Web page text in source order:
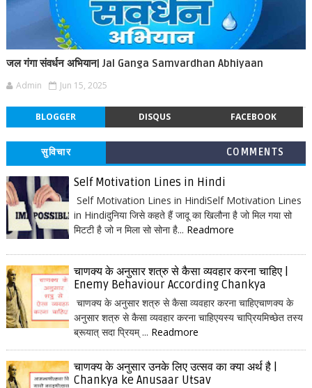
जल गंगा संवर्धन अभियान| Jal Ganga Samvardhan Abhiyaan
Admin Jun 15, 2025
BLOGGER DISQUS FACEBOOK
सुविचार COMMENTS
Self Motivation Lines in Hindi
Self Motivation Lines in HindiSelf Motivation Lines
in Hindiदुनिया जिसे कहते हैं जादू का खिलौना है जो मिल गया सो
मिटटी है जो न मिला सो सोना है... Readmore
चाणक्य के अनुसार शत्रु से कैसा व्यवहार करना चाहिए |
Enemy Behaviour According Chankya
चाणक्य के अनुसार शत्रु से कैसा व्यवहार करना चाहिएचाणक्य के
अनुसार शत्रु से कैसा व्यवहार करना चाहिएयस्य चाप्रियमिच्छेत तस्य
ब्रूयात् सदा प्रियम् ... Readmore
चाणक्य के अनुसार उनके लिए उत्सव का क्या अर्थ है |
Chankya ke Anusaar Utsav